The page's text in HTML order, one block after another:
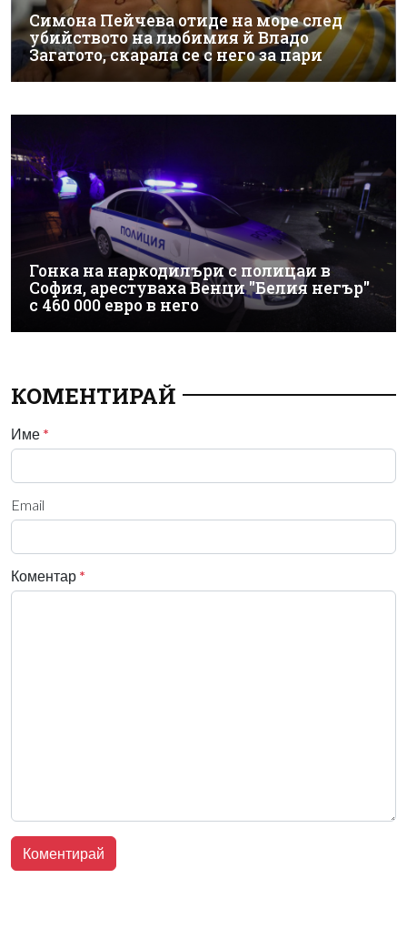
Симона Пейчева отиде на море след
убийството на любимия й Владо
Загатото, скарала се с него за пари
Гонка на наркодилъри с полицаи в
София, арестуваха Венци "Белия негър"
с 460 000 евро в него
КОМЕНТИРАЙ
Име *
Email
Коментар *